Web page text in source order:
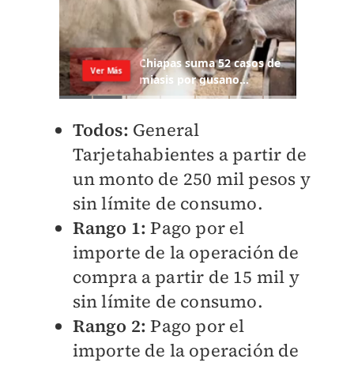
Todos: General
Tarjetahabientes a partir de
un monto de 250 mil pesos y
sin límite de consumo.
Rango 1:Pago por el
importe de la operación de
compra a partir de 15 mil y
sin límite de consumo.
Rango 2:Pago por el
importe de la operación de